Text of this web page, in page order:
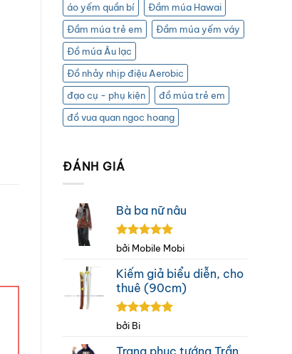
áo yếm quần bí
Đầm múa Hawai
Đầm múa trẻ em
Đầm múa yếm váy
Đồ múa Âu lạc
Đồ nhảy nhịp điệu Aerobic
đạo cụ - phụ kiện
đồ múa trẻ em
đồ vua quan ngoc hoang
ĐÁNH GIÁ
Bà ba nữ nâu
Được xếp
sao
bởi Mobile Mobi
Kiếm giả biểu diễn, cho
thuê (90cm)
Được xếp
sao
bởi Bi